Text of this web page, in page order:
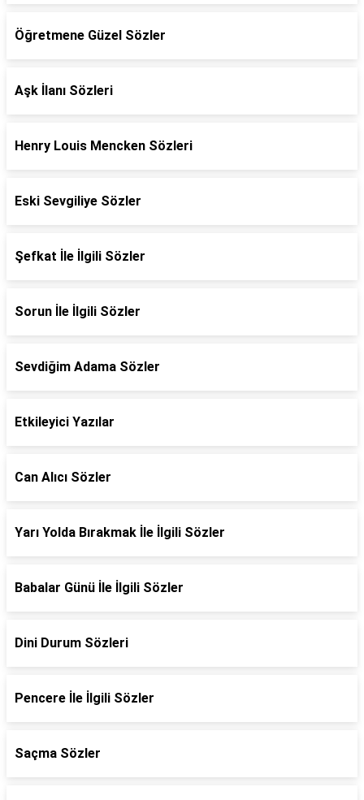
Öğretmene Güzel Sözler
Aşk İlanı Sözleri
Henry Louis Mencken Sözleri
Eski Sevgiliye Sözler
Şefkat İle İlgili Sözler
Sorun İle İlgili Sözler
Sevdiğim Adama Sözler
Etkileyici Yazılar
Can Alıcı Sözler
Yarı Yolda Bırakmak İle İlgili Sözler
Babalar Günü İle İlgili Sözler
Dini Durum Sözleri
Pencere İle İlgili Sözler
Saçma Sözler